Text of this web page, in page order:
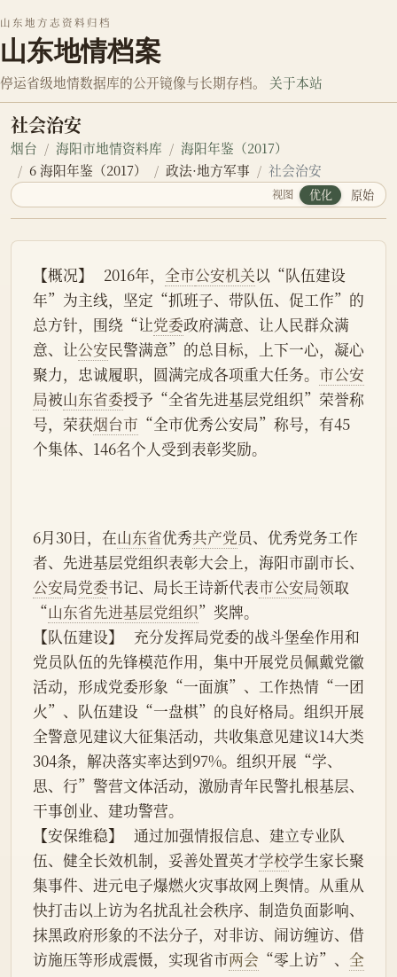
山东地方志资料归档
山东地情档案
停运省级地情数据库的公开镜像与长期存档。 关于本站
社会治安
烟台 海阳市地情资料库
海阳年鉴（2017）
6 海阳年鉴（2017）
政法·地方军事 社会治安
视图 优化 原始
【概况】   2016年， 全市公安机关以“队伍建设
年”为主线，坚定“抓班子、带队伍、促工作”的
总方针，围绕“让党委政府满意、让人民群众满
意、让公安民警满意”的总目标，上下一心，凝心
聚力，忠诚履职，圆满完成各项重大任务。 市公安
局被山东省委授予“全省先进基层党组织”荣誉称
号，荣获烟台市 “全市优秀公安局”称号，有45
个集体、146名个人受到表彰奖励。
6月30日，在山东省优秀共产党员、优秀党务工作
者、先进基层党组织表彰大会上，海阳市副市长、
公安局党委书记、局长王诗新代表市公安局领取
“山东省先进基层党组织”奖牌。
【队伍建设】   充分发挥局党委的战斗堡垒作用和
党员队伍的先锋模范作用，集中开展党员佩戴党徽
活动，形成党委形象“一面旗”、工作热情“一团
火”、队伍建设“一盘棋”的良好格局。组织开展
全警意见建议大征集活动，共收集意见建议14大类
304条，解决落实率达到97%。组织开展“学、
思、行”警营文体活动，激励青年民警扎根基层、
干事创业、建功警营。
【安保维稳】   通过加强情报信息、建立专业队
伍、健全长效机制，妥善处置英才学校学生家长聚
集事件、进元电子爆燃火灾事故网上舆情。从重从
快打击以上访为名扰乱社会秩序、制造负面影响、
抹黑政府形象的不法分子，对非访、闹访缠访、借
访施压等形成震慑，实现省市两会 “零上访”、 全